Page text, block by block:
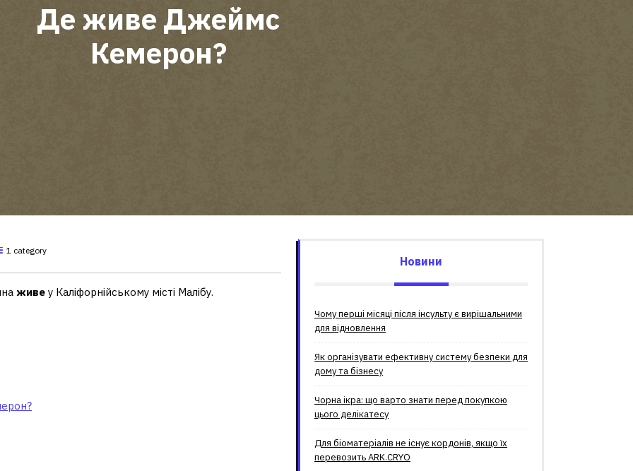
Де живе Джеймс
Кемерон?
1 category
живе у Каліфорнійському місті Малібу.
Новини
Чому перші місяці після інсульту є вирішальними
для відновлення
Як організувати ефективну систему безпеки для
дому та бізнесу
Чорна ікра: що варто знати перед покупкою
цього делікатесу
Для біоматеріалів не існує кордонів, якщо їх
перевозить ARK.CRYO